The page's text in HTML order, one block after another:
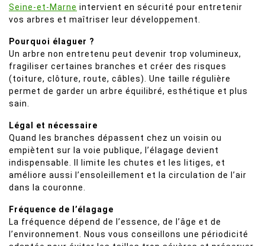
Seine-et-Marne intervient en sécurité pour entretenir
vos arbres et maîtriser leur développement.
Pourquoi élaguer ?
Un arbre non entretenu peut devenir trop volumineux,
fragiliser certaines branches et créer des risques
(toiture, clôture, route, câbles). Une taille régulière
permet de garder un arbre équilibré, esthétique et plus
sain.
Légal et nécessaire
Quand les branches dépassent chez un voisin ou
empiètent sur la voie publique, l’élagage devient
indispensable. Il limite les chutes et les litiges, et
améliore aussi l’ensoleillement et la circulation de l’air
dans la couronne.
Fréquence de l’élagage
La fréquence dépend de l’essence, de l’âge et de
l’environnement. Nous vous conseillons une périodicité